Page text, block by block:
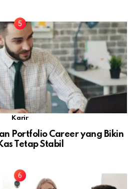
Karir
Portfolio Career yang Bikin
Tetap Stabil